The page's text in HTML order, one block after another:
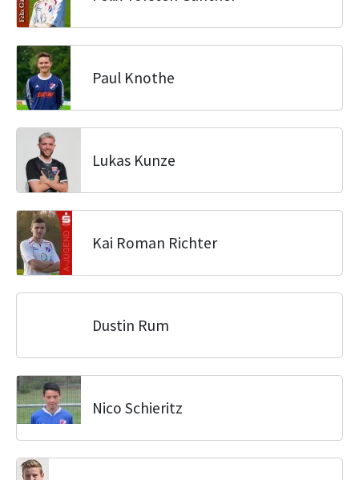
Paul Knothe
Lukas Kunze
Kai Roman Richter
Dustin Rum
Nico Schieritz